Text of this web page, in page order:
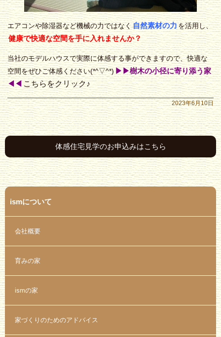
エアコンや除湿器など機械の力ではなく自然素材の力を活用し、
健康で快適な空間を手に入れませんか？
当社のモデルハウスで実際に体感する事ができますので、快適な
空間をぜひご体感ください(*^▽^*)▶▶樹木の小径に寄り添う家
◀◀こちらをクリック♪
2023年6月10日
体感住宅見学のお申込みはこちら
ismについて
会社概要
育みの家
ismの家
家づくりのためのアドバイス